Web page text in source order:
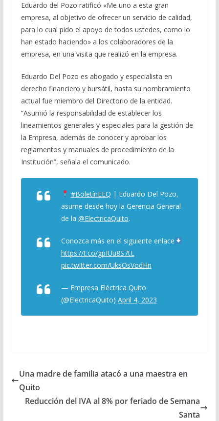
Eduardo del Pozo ratificó «Me uno a esta gran
empresa, al objetivo de ofrecer un servicio de calidad,
para lo cual pido el apoyo de todos ustedes, como lo
han estado haciendo» a los colaboradores de la
empresa, en una visita que realizó en la empresa.
Eduardo Del Pozo es abogado y especialista en
derecho financiero y bursátil, hasta su nombramiento
actual fue miembro del Directorio de la entidad.
“Asumió la responsabilidad de establecer los
lineamientos generales y especiales para la gestión de
la Empresa, además de conocer y aprobar los
reglamentos y manuales de procedimiento de la
Institución”, señala el comunicado.
#BoletínEEQ | Eduardo Del Pozo,
asume desde hoy la Gerencia General
de la @ElectricaQuito.
Conozca más en el siguiente enlace
https://t.co/gpIUu8S7tL
pic.twitter.com/UksOsVodHn
— Empresa Eléctrica Quito
(@ElectricaQuito) April 4, 2023
Una madre de familia atacó a una maestra en
Quito
Reducción del IVA al 8% por feriado de Semana
Santa